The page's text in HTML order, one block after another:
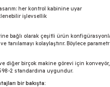
her kontrol kabinine uyar
işlevsellik
bağlı olarak çeşitli ürün
tanılamayı kolaylaştırır. Böylece
diğer birçok makine görevi için
2 standardına uygundur.
bir bakışta: